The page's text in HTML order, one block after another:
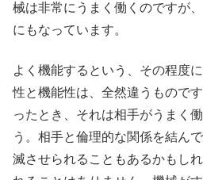
械は非常にうまく働くのですが
にもなっています。
よく機能するという、その程度
性と機能性は、全然違うもので
ったとき、それは相手がうまく
う。相手と倫理的な関係を結ん
滅させられることもあるかもし